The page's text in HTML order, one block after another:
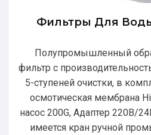
Фильтры Для Воды
Полупромышленный
фильтр с
5-ступеней очистки, в
осмотическая мембрана
насос 200G, Адаптер 220В/
имеется кран ручной